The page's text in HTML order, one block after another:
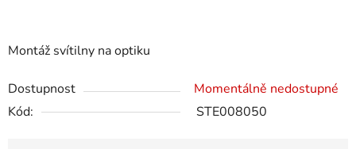
Montáž svítilny na optiku
Dostupnost
Momentálně nedostupné
Kód:
STE008050